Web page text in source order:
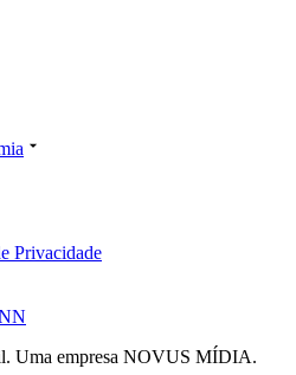
Privacidade
Uma empresa NOVUS MÍDIA.